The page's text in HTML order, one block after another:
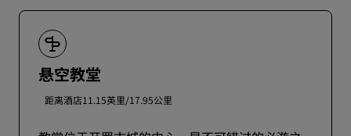
悬空教堂
距离酒店11.15英里/17.95公里